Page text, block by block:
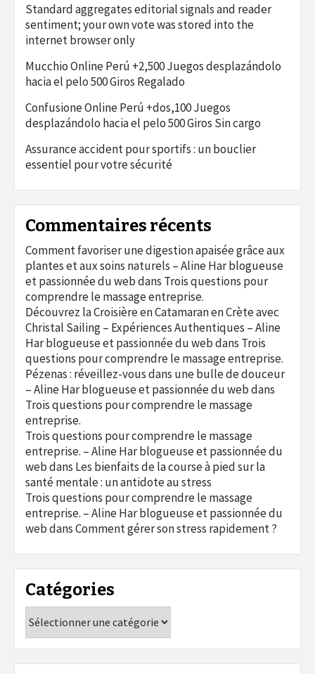
Standard aggregates editorial signals and reader
sentiment; your own vote was stored into the
internet browser only
Mucchio Online Perú +2,500 Juegos desplazándolo
hacia el pelo 500 Giros Regalado
Confusione Online Perú +dos,100 Juegos
desplazándolo hacia el pelo 500 Giros Sin cargo
Assurance accident pour sportifs : un bouclier
essentiel pour votre sécurité
Commentaires récents
Comment favoriser une digestion apaisée grâce aux
plantes et aux soins naturels – Aline Har blogueuse
et passionnée du webdans Trois questions pour
comprendre le massage entreprise.
Découvrez la Croisière en Catamaran en Crète avec
Christal Sailing – Expériences Authentiques – Aline
Har blogueuse et passionnée du webdans Trois
questions pour comprendre le massage entreprise.
Pézenas : réveillez-vous dans une bulle de douceur
– Aline Har blogueuse et passionnée du webdans
Trois questions pour comprendre le massage
entreprise.
Trois questions pour comprendre le massage
entreprise. – Aline Har blogueuse et passionnée du
webdans Les bienfaits de la course à pied sur la
santé mentale : un antidote au stress
Trois questions pour comprendre le massage
entreprise. – Aline Har blogueuse et passionnée du
webdansComment gérer son stress rapidement ?
Catégories